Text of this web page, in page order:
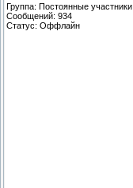
Группа: Постоянные участники
Сообщений: 934
Статус: Оффлайн